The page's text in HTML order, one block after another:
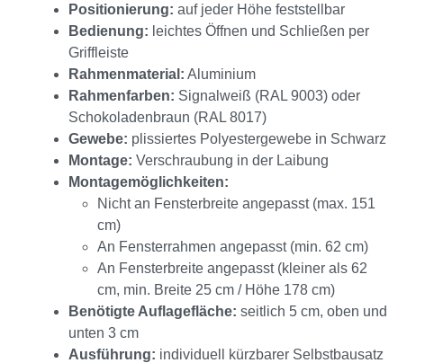
Positionierung: auf jeder Höhe feststellbar
Bedienung: leichtes Öffnen und Schließen per
Griffleiste
Rahmenmaterial: Aluminium
Rahmenfarben: Signalweiß (RAL 9003) oder
Schokoladenbraun (RAL 8017)
Gewebe: plissiertes Polyestergewebe in Schwarz
Montage: Verschraubung in der Laibung
Montagemöglichkeiten:
Nicht an Fensterbreite angepasst (max. 151
cm)
An Fensterrahmen angepasst (min. 62 cm)
An Fensterbreite angepasst (kleiner als 62
cm, min. Breite 25 cm / Höhe 178 cm)
Benötigte Auflagefläche: seitlich 5 cm, oben und
unten 3 cm
Ausführung: individuell kürzbarer Selbstbausatz